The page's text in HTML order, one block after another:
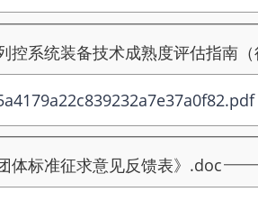
控系统装备技术成熟度评估指南
体标准征求意见反馈表》.doc